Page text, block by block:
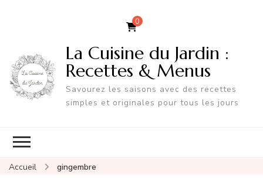
0
La Cuisine du Jardin :
Recettes & Menus
Savourez les saisons avec des recettes
simples et originales pour tous les jours
Accueil gingembre